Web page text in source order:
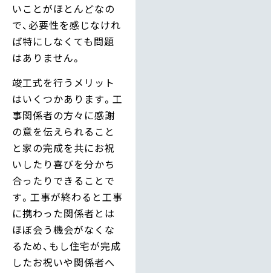
いことがほとんどなの
で、必要性を感じなけれ
ば特にしなくても問題
はありません。
竣工式を行うメリット
はいくつかあります。工
事関係者の方々に感謝
の意を伝えられること
と家の完成を共にお祝
いしたり喜びを分かち
合ったりできることで
す。工事が終わると工事
に携わった関係者とは
ほぼ会う機会がなくな
るため、もし住宅が完成
したお祝いや関係者へ